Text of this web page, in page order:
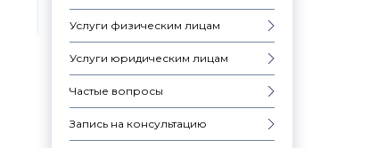
Услуги физическим лицам
Услуги юридическим лицам
Частые вопросы
Запись на консультацию